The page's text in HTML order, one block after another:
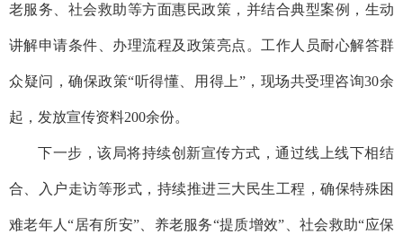
老服务、社会救助等方面惠民政策，并结合典型案例，生动
讲解申请条件、办理流程及政策亮点。工作人员耐心解答群
众疑问，确保政策“听得懂、用得上”，现场共受理咨询30余
起，发放宣传资料200余份。
下一步，该局将持续创新宣传方式，通过线上线下相结
合、入户走访等形式，持续推进三大民生工程，确保特殊困
难老年人“居有所安”、养老服务“提质增效”、社会救助“应保